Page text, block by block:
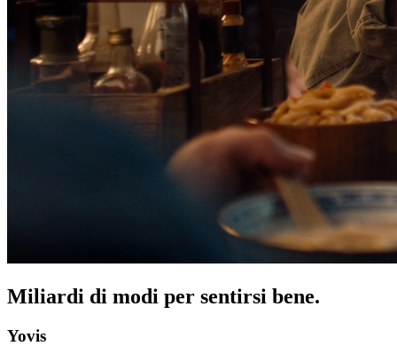
Miliardi di modi per sentirsi bene.
Yovis